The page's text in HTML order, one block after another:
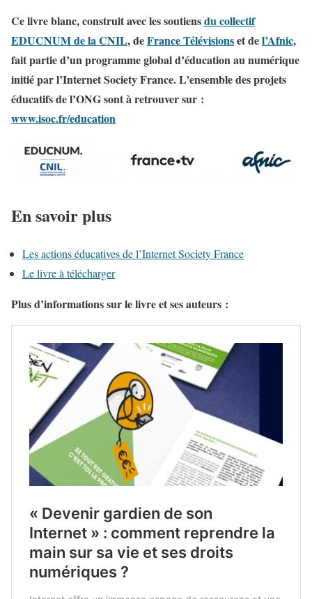
Ce livre blanc, construit avec les soutiensdu collectif
EDUCNUM de la CNIL, deFrance Télévisionset del’Afnic,
fait partie d’un programme global d’éducation au numérique
initié par l’Internet Society France. L’ensemble des projets
éducatifs de l’ONG sont à retrouver sur :
www.isoc.fr/education
En savoir plus
Les actions éducatives de l’Internet Society France
Le livre à télécharger
Plus d’informations sur le livre et ses auteurs :